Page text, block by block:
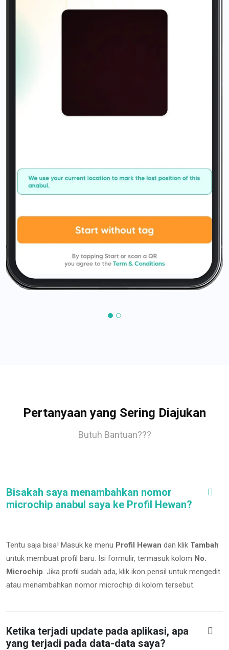
Pertanyaan yang Sering Diajukan
Butuh Bantuan???
Bisakah saya menambahkan nomor
microchip anabul saya ke Profil Hewan?
Tentu saja bisa! Masuk ke menu Profil Hewan dan klik Tambah
untuk membuat profil baru. Isi formulir, termasuk kolom No.
Microchip. Jika profil sudah ada, klik ikon pensil untuk mengedit
atau menambahkan nomor microchip di kolom tersebut.
Ketika terjadi update pada aplikasi, apa
yang terjadi pada data-data saya?